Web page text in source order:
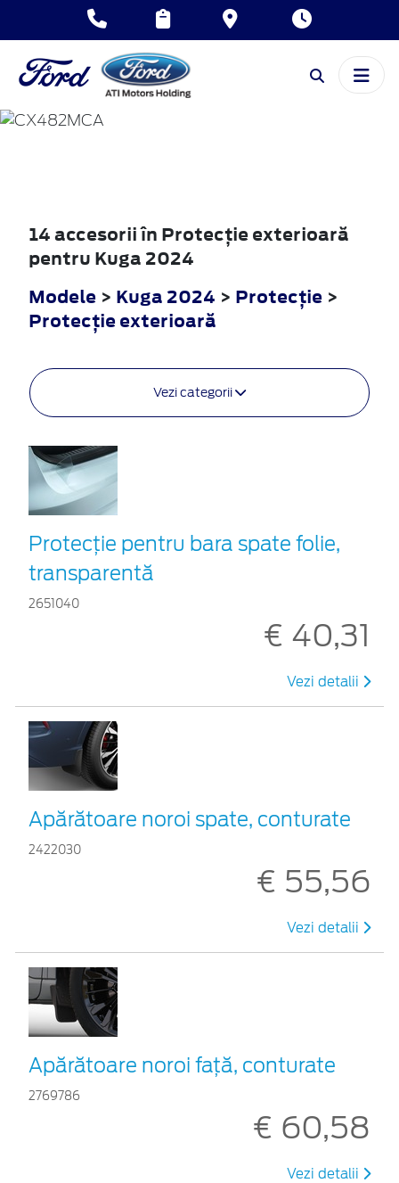
KUGA
14 accesorii în Protecţie exterioară
pentru Kuga 2024
Modele > Kuga 2024 > Protecţie >
Protecţie exterioară
Vezi categorii
Protecţie pentru bara spate folie,
transparentă
2651040
€ 40,31
Vezi detalii
Apărătoare noroi spate, conturate
2422030
€ 55,56
Vezi detalii
Apărătoare noroi față, conturate
2769786
€ 60,58
Vezi detalii